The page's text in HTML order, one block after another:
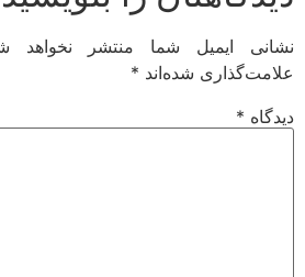
ایمیل شما منتشر نخواهد شد.
شده‌اند*
*